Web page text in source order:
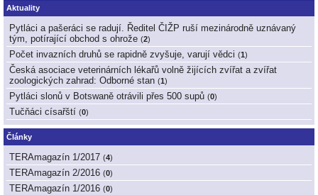
Aktuality
Pytláci a pašeráci se radují. Ředitel ČIŽP ruší mezinárodně uznávaný
tým, potírající obchod s ohrože (2)
Počet invazních druhů se rapidně zvyšuje, varují vědci (1 )
Česká asociace veterinárních lékařů volně žijících zvířat a zvířat
zoologických zahrad: Odborné stan (1 )
Pytláci slonů v Botswaně otrávili přes 500 supů (0)
Tučňáci císařští (0)
Články
TERAmagazín 1/2017 (4)
TERAmagazín 2/2016 (0)
TERAmagazín 1/2016 (0)